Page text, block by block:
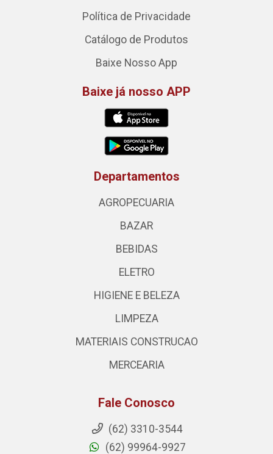
Política de Privacidade
Catálogo de Produtos
Baixe Nosso App
Baixe já nosso APP
Departamentos
AGROPECUARIA
BAZAR
BEBIDAS
ELETRO
HIGIENE E BELEZA
LIMPEZA
MATERIAIS CONSTRUCAO
MERCEARIA
Fale Conosco
(62) 3310-3544
(62) 99964-9927